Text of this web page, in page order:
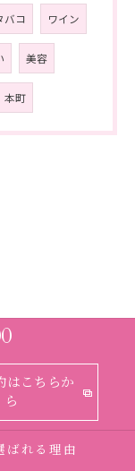
バコ ワイン
美容
本町
はこちらか
ら
ばれる理由